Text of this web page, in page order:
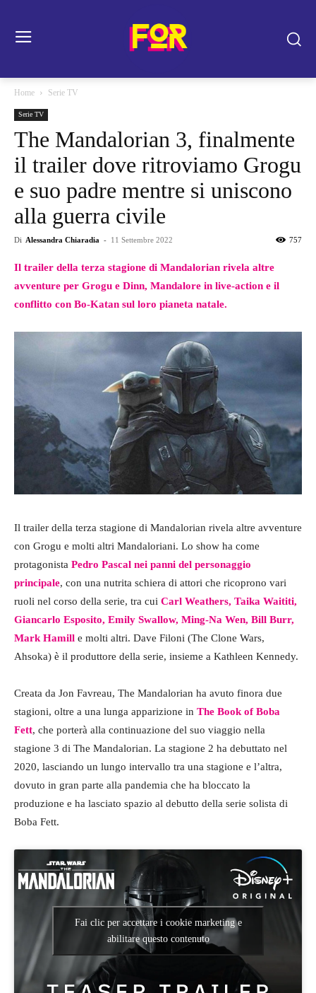
Home Serie TV
Serie TV
The Mandalorian 3, finalmente
il trailer dove ritroviamo Grogu
e suo padre mentre si uniscono
alla guerra civile
Di Alessandra Chiaradia - 11 Settembre 2022 757
Il trailer della terza stagione di Mandalorian rivela altre
avventure per Grogu e Dinn, Mandalore in live-action e il
conflitto con Bo-Katan sul loro pianeta natale.
Il trailer della terza stagione di Mandalorian rivela altre avventure
con Grogu e molti altri Mandaloriani. Lo show ha come
protagonista Pedro Pascal nei panni del personaggio
principale, con una nutrita schiera di attori che ricoprono vari
ruoli nel corso della serie, tra cui Carl Weathers, Taika Waititi,
Giancarlo Esposito, Emily Swallow, Ming-Na Wen, Bill Burr,
Mark Hamill e molti altri. Dave Filoni (The Clone Wars,
Ahsoka) è il produttore della serie, insieme a Kathleen Kennedy.
Creata da Jon Favreau, The Mandalorian ha avuto finora due
stagioni, oltre a una lunga apparizione in The Book of Boba
Fett, che porterà alla continuazione del suo viaggio nella
stagione 3 di The Mandalorian. La stagione 2 ha debuttato nel
2020, lasciando un lungo intervallo tra una stagione e l’altra,
dovuto in gran parte alla pandemia che ha bloccato la
produzione e ha lasciato spazio al debutto della serie solista di
Boba Fett.
Fai clic per accettare i cookie marketing e
abilitare questo contenuto